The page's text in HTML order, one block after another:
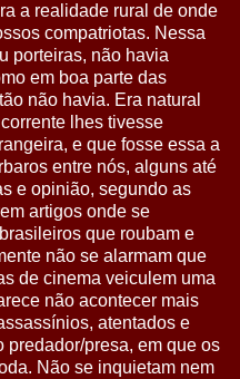
a realidade rural de onde
compatriotas. Nessa
porteiras, não havia
em boa parte das
não havia. Era natural
lhes tivesse
e que fosse essa a
entre nós, alguns até
e opinião, segundo as
artigos onde se
que roubam e
não se alarmam que
de cinema veiculem uma
não acontecer mais
atentados e
presa, em que os
Não se inquietam nem